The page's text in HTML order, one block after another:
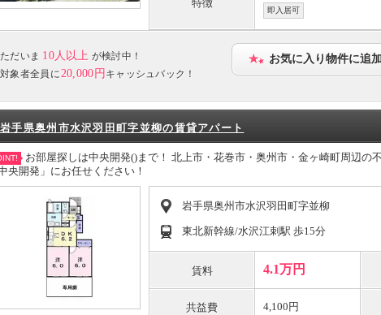
特徴
即入居可
ただいま 10人以上 が検討中！
対象者全員に20,000円 キャッシュバック！
お気に入り物件に追
岩手県奥州市水沢羽田町字並柳の賃貸アパート
お部屋探しは中央開発()まで！ 北上市・花巻市・奥州市・金ヶ崎町周辺の
央開発」にお任せください！
岩手県奥州市水沢羽田町字並柳
東北新幹線/水沢江刺駅 歩15分
賃料 4.1万円
共益費 4,100円